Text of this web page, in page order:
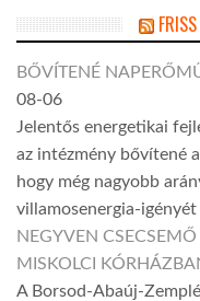
BŐVÍTENÉ
08-06
Jelentős energetikai
az intézmény bővítené
hogy még nagyobb
villamosenergia-
NEGYVEN
MISKOLCI
A Borsod-Abaúj-